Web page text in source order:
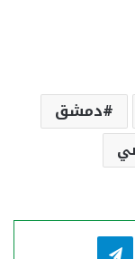
دمشق
واتساب